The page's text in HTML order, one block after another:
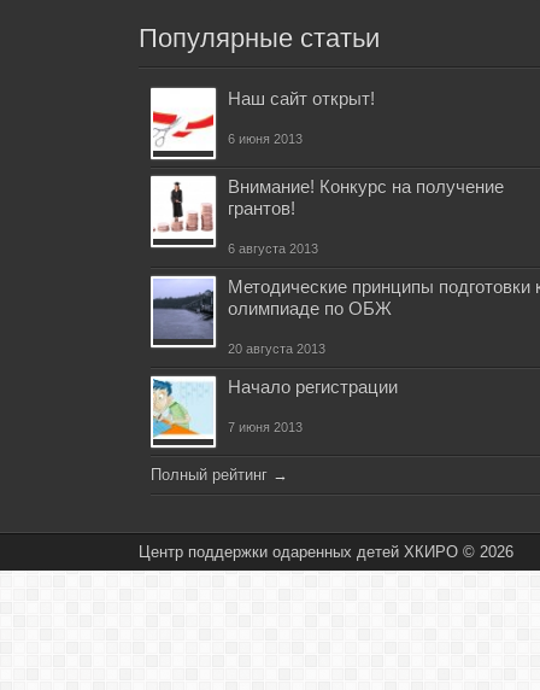
Популярные статьи
Наш сайт открыт!
6 июня 2013
Внимание! Конкурс на получение
грантов!
6 августа 2013
Методические принципы подготовки
олимпиаде по ОБЖ
20 августа 2013
Начало регистрации
7 июня 2013
Полный рейтинг →
Центр поддержки одаренных детей ХКИРО © 2026